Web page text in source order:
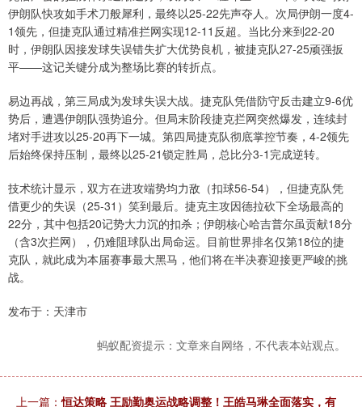
伊朗队快攻如手术刀般犀利，最终以25-22先声夺人。次局伊朗一度4-
1领先，但捷克队通过精准拦网实现12-11反超。当比分来到22-20
时，伊朗队因接发球失误错失扩大优势良机，被捷克队27-25顽强扳
平——这记关键分成为整场比赛的转折点。
易边再战，第三局成为发球失误大战。捷克队凭借防守反击建立9-6优
势后，遭遇伊朗队强势追分。但局末阶段捷克拦网突然爆发，连续封
堵对手进攻以25-20再下一城。第四局捷克队彻底掌控节奏，4-2领先
后始终保持压制，最终以25-21锁定胜局，总比分3-1完成逆转。
技术统计显示，双方在进攻端势均力敌（扣球56-54），但捷克队凭
借更少的失误（25-31）笑到最后。捷克主攻因德拉砍下全场最高的
22分，其中包括20记势大力沉的扣杀；伊朗核心哈吉普尔虽贡献18分
（含3次拦网），仍难阻球队出局命运。目前世界排名仅第18位的捷
克队，就此成为本届赛事最大黑马，他们将在半决赛迎接更严峻的挑
战。
发布于：天津市
蚂蚁配资提示：文章来自网络，不代表本站观点。
上一篇：恒达策略 王励勤奥运战略调整！王皓马琳全面落实，有